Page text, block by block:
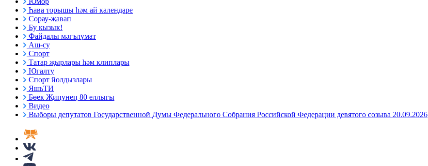
Һава торышы һәм ай календаре
Сорау-җавап
Бу кызык!
Файдалы мәгълүмат
Аш-су
Спорт
Татар җырлары һәм клиплары
Югалту
Спорт йолдызлары
ЯшьТИ
Бөек Җиңүнең 80 еллыгы
Видео
Выборы депутатов Государственной Думы Федерального Собрания Российской Федерации девятого созыва 20.09.2026